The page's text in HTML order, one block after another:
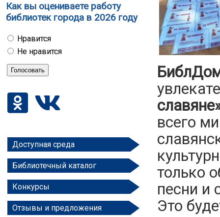
Как вы оцениваете работу
библиотек города в 2026 году
Нравится
Не нравится
Доступная среда
Библиотечный каталог
Конкурсы
Отзывы и предложения
всего
только
песни и
Это